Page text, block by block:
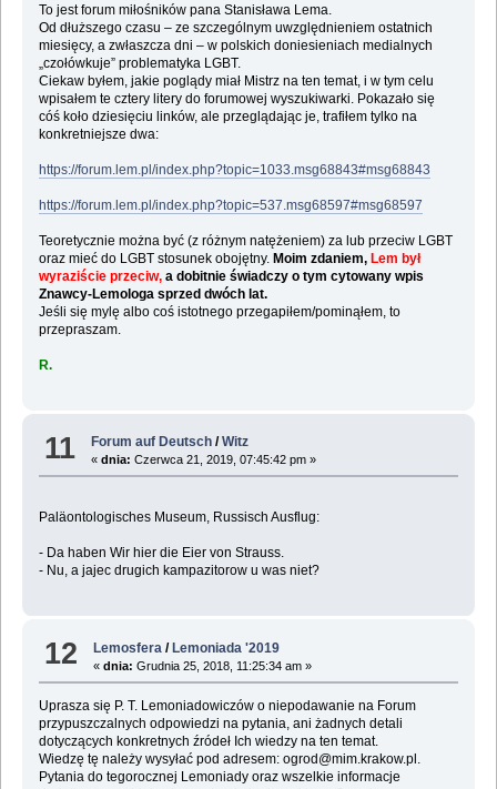
To jest forum miłośników pana Stanisława Lema.
Od dłuższego czasu – ze szczególnym uwzględnieniem ostatnich
miesięcy, a zwłaszcza dni – w polskich doniesieniach medialnych
„czołówkuje” problematyka LGBT.
Ciekaw byłem, jakie poglądy miał Mistrz na ten temat, i w tym celu
wpisałem te cztery litery do forumowej wyszukiwarki. Pokazało się
cóś koło dziesięciu linków, ale przeglądając je, trafiłem tylko na
konkretniejsze dwa:
https://forum.lem.pl/index.php?topic=1033.msg68843#msg68843
https://forum.lem.pl/index.php?topic=537.msg68597#msg68597
Teoretycznie można być (z różnym natężeniem) za lub przeciw LGBT
oraz mieć do LGBT stosunek obojętny. Moim zdaniem,Lem był
wyraziście przeciw,a dobitnie świadczy o tym cytowany wpis
Znawcy-Lemologa sprzed dwóch lat.
Jeśli się mylę albo coś istotnego przegapiłem/pominąłem, to
przepraszam.
R.
11 Forum auf Deutsch /Witz
«dnia: Czerwca 21, 2019, 07:45:42 pm »
Paläontologisches Museum, Russisch Ausflug:
- Da haben Wir hier die Eier von Strauss.
- Nu, a jajec drugich kampazitorow u was niet?
12 Lemosfera /Lemoniada '2019
«dnia: Grudnia 25, 2018, 11:25:34 am »
Uprasza się P. T. Lemoniadowiczów o niepodawanie na Forum
przypuszczalnych odpowiedzi na pytania, ani żadnych detali
dotyczących konkretnych źródeł Ich wiedzy na ten temat.
Wiedzę tę należy wysyłać pod adresem: ogrod@mim.krakow.pl.
Pytania do tegorocznej Lemoniady oraz wszelkie informacje